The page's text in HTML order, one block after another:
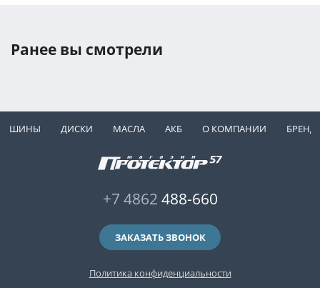
Ранее вы смотрели
ШИНЫ ДИСКИ МАСЛА АКБ О КОМПАНИИ
Политика конфиденциальности
+7 4862 488-660
ЗАКАЗАТЬ ЗВОНОК